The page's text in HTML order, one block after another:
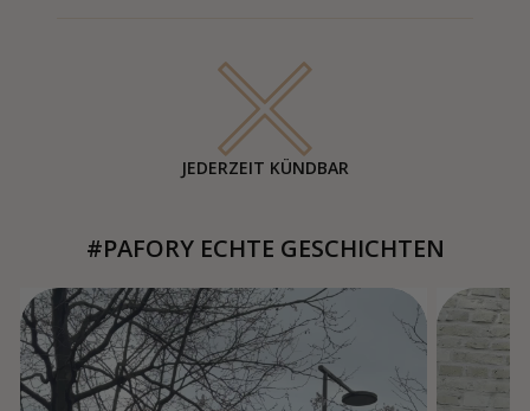
JEDERZEIT KÜNDBAR
#PAFORY ECHTE GESCHICHTEN